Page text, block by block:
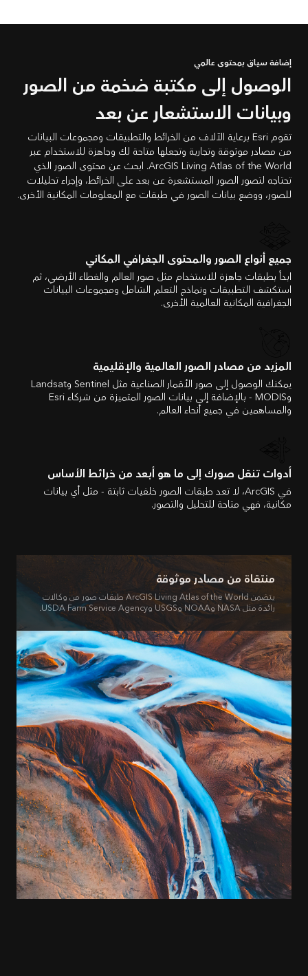
إضافة سياق بمحتوى عالمي
الوصول إلى مكتبة ضخمة من الصور
وبيانات الاستشعار عن بعد
تقوم Esri برعاية الآلاف من الخرائط والتطبيقات ومجموعات البيانات
من مصادر موثوقة وتجارية وتجعلها متاحة لك وجاهزة للاستخدام عبر
ArcGIS Living Atlas of the World. ابحث عن محتوى الصور الذي
تحتاجه لتصور الصور المستشعرة عن بعد على الخرائط، وإجراء تحليلات
للصور، ووضع بيانات الصور في طبقات مع المعلومات المكانية الأخرى.
جميع أنواع الصور والمحتوى الجغرافي المكاني
ابدأ بطبقات جاهزة للاستخدام مثل صور العالم والغطاء الأرضي، ثم
استكشف التطبيقات ونماذج التعلم الشامل ومجموعات البيانات
الجغرافية المكانية العالمية الأخرى.
المزيد من مصادر الصور العالمية والإقليمية
يمكنك الوصول إلى صور الأقمار الصناعية مثل Sentinel وLandsat
وMODIS - بالإضافة إلى بيانات الصور المتميزة من شركاء Esri
والمساهمين في جميع أنحاء العالم.
أدوات تنقل صورك إلى ما هو أبعد من خرائط الأساس
في ArcGIS، لا تعد طبقات الصور خلفيات ثابتة - مثل أي بيانات
مكانية، فهي متاحة للتحليل والتصور.
منتقاة من مصادر موثوقة
يتضمن ArcGIS Living Atlas of the World طبقات صور من وكالات
رائدة مثل NASA وNOAA وUSGS وUSDA Farm Service Agency.